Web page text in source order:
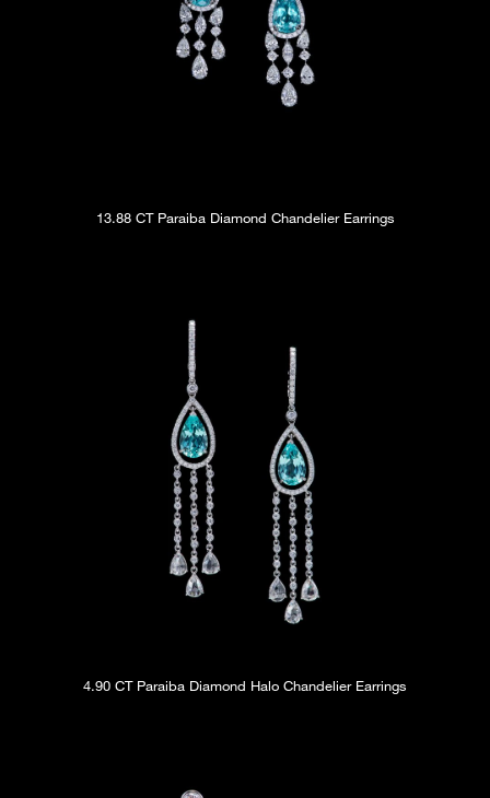
13.88 CT Paraiba Diamond Chandelier Earrings
4.90 CT Paraiba Diamond Halo Chandelier Earrings